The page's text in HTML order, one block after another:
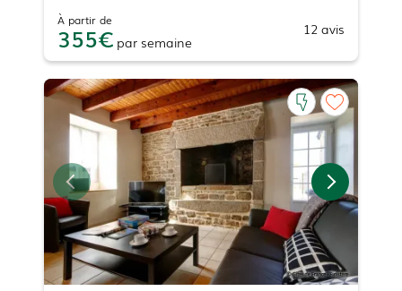
À partir de
355 par semaine
12 avis